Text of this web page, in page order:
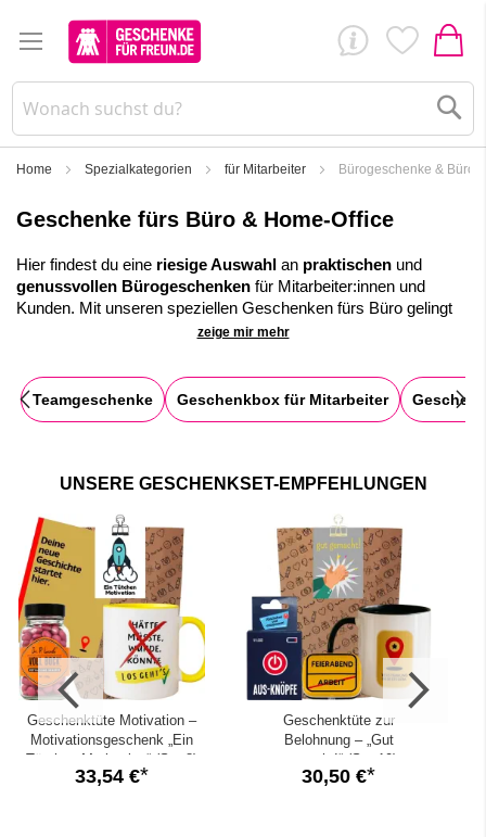
Home Spezialkategorien für Mitarbeiter Bürogeschenke & Büro-
Geschenke fürs Büro & Home-Office
Hier findest du eine riesige Auswahl an praktischen und
genussvollen Bürogeschenken für Mitarbeiter:innen und
Kunden. Mit unseren speziellen Geschenken fürs Büro gelingt
es dir Kollegen und Kolleginnen zu motivieren oder Kunden für
Unsere einzigartigen Geschenkboxen
Geschenktüten
können individuell mit Mitarbeiter- oder Kundengeschenken
befüllt werden. Auch derpersonalisierte Direktversand
ins
Große Auswahl an praktischenGeschenken für die Arbeit
Nervennahrung fürs Büro
: Themen-Schokolade,
Fruchtgummi, süße und salzige Nüsse
✓
Motivation und Anerkennung durch Botschaftsgeschenke
zeige mir mehr
Teamgeschenke Geschenkbox für Mitarbeiter
UNSERE GESCHENKSET-EMPFEHLUNGEN
Geschenktüte Motivation –
Motivationsgeschenk „Ein
Tütchen Motivation“ (Set 8)
33,54 €
Geschenktüte zur
Belohnung – „Gut
gemacht!“ (Set 10)
30,50 €